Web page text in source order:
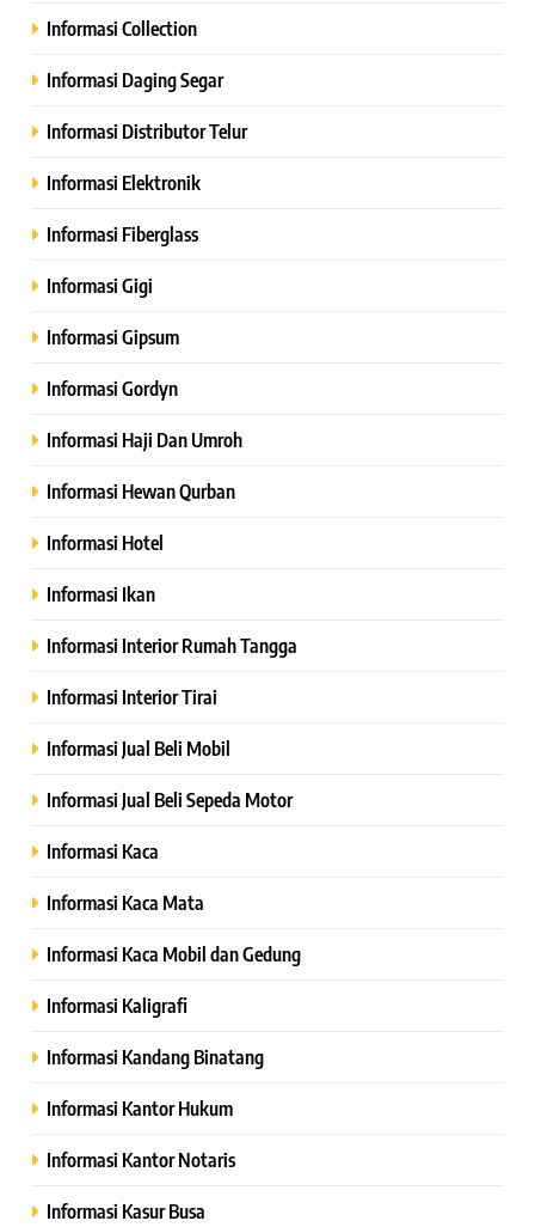
Informasi Collection
Informasi Daging Segar
Informasi Distributor Telur
Informasi Elektronik
Informasi Fiberglass
Informasi Gigi
Informasi Gipsum
Informasi Gordyn
Informasi Haji Dan Umroh
Informasi Hewan Qurban
Informasi Hotel
Informasi Ikan
Informasi Interior Rumah Tangga
Informasi Interior Tirai
Informasi Jual Beli Mobil
Informasi Jual Beli Sepeda Motor
Informasi Kaca
Informasi Kaca Mata
Informasi Kaca Mobil dan Gedung
Informasi Kaligrafi
Informasi Kandang Binatang
Informasi Kantor Hukum
Informasi Kantor Notaris
Informasi Kasur Busa